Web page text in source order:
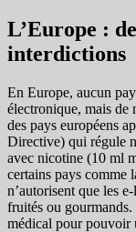
L’Europe :
interdictions
En Europe, aucun
électronique, mais de
des pays européens
Directive) qui régule
avec nicotine (10 ml
certains pays comme
n’autorisent que les
fruités ou
médical pour pouvoir